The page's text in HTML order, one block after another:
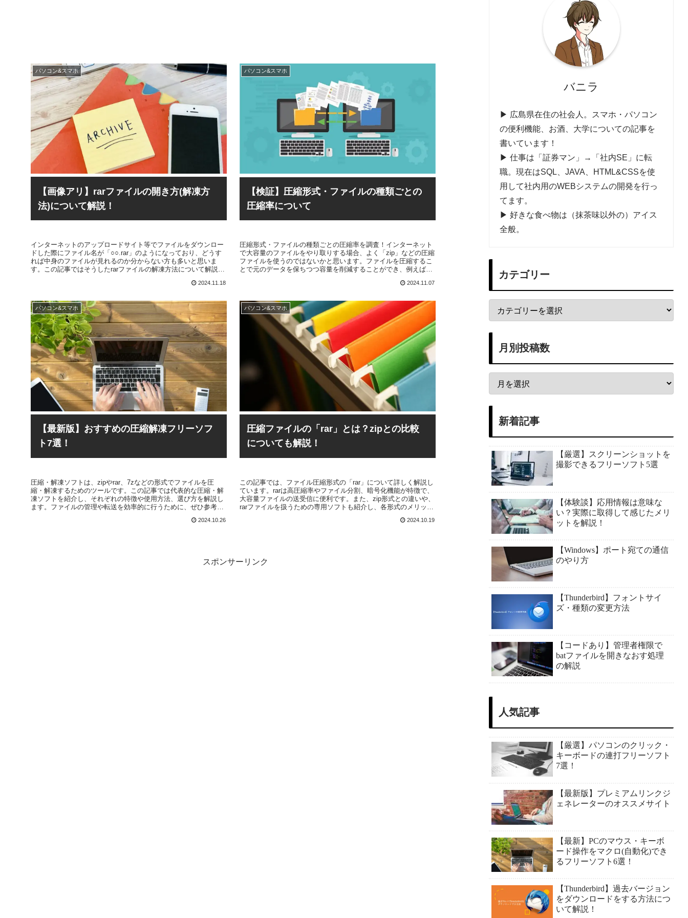
パソコン&スマホ
【画像アリ】rarファイルの開き方(解凍方
法)について解説！
インターネットのアップロードサイト等でファイルをダウンロー
ドした際にファイル名が「○○.rar」のようになっており、どうす
れば中身のファイルが見れるのか分からない方も多いと思いま
す。この記事ではそうしたrarファイルの解凍方法について解説を
2024.11.18
パソコン&スマホ
【検証】圧縮形式・ファイルの種類ごとの
圧縮率について
圧縮形式・ファイルの種類ごとの圧縮率を調査！インターネット
で大容量のファイルをやり取りする場合、よく「zip」などの圧縮
ファイルを使うのではないかと思います。ファイルを圧縮するこ
とで元のデータを保ちつつ容量を削減することができ、例えば元
2024.11.07
パソコン&スマホ
【最新版】おすすめの圧縮解凍フリーソフ
ト7選！
圧縮・解凍ソフトは、zipやrar、7zなどの形式でファイルを圧
縮・解凍するためのツールです。この記事では代表的な圧縮・解
凍ソフトを紹介し、それぞれの特徴や使用方法、選び方を解説し
ます。ファイルの管理や転送を効率的に行うために、ぜひ参考に
2024.10.26
パソコン&スマホ
圧縮ファイルの「rar」とは？zipとの比較
についても解説！
この記事では、ファイル圧縮形式の「rar」について詳しく解説し
ています。rarは高圧縮率やファイル分割、暗号化機能が特徴で、
大容量ファイルの送受信に便利です。また、zip形式との違いや、
rarファイルを扱うための専用ソフトも紹介し、各形式のメリッ
2024.10.19
スポンサーリンク
バニラ
▶ 広島県在住の社会人。スマホ・パソコン
の便利機能、お酒、大学についての記事を
書いています！
▶ 仕事は「証券マン」→「社内SE」に転
職。現在はSQL、JAVA、HTML&CSSを使
用して社内用のWEBシステムの開発を行っ
てます。
▶ 好きな食べ物は（抹茶味以外の）アイス
全般。
カテゴリー
月別投稿数
新着記事
【厳選】スクリーンショットを
撮影できるフリーソフト5選
【体験談】応用情報は意味な
い？実際に取得して感じたメリ
ットを解説！
【Windows】ポート宛ての通信
のやり方
【Thunderbird】フォントサイ
ズ・種類の変更方法
【コードあり】管理者権限で
batファイルを開きなおす処理
の解説
人気記事
【厳選】パソコンのクリック・
キーボードの連打フリーソフト
7選！
【最新版】プレミアムリンクジ
ェネレーターのオススメサイト
【最新】PCのマウス・キーボ
ード操作をマクロ(自動化)でき
るフリーソフト6選！
【Thunderbird】過去バージョン
をダウンロードをする方法につ
いて解説！